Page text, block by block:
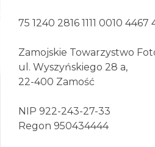
75 1240 2816 1111 0010 4467
Zamojskie Towarzystwo
ul. Wyszyńskiego 28 a,
22-400 Zamość
NIP 922-243-27-33
Regon 950434444